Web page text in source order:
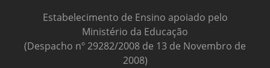
Estabelecimento de Ensino apoiado pelo
Ministério da Educação
(Despacho nº 29282/2008 de 13 de Novembro de
2008)